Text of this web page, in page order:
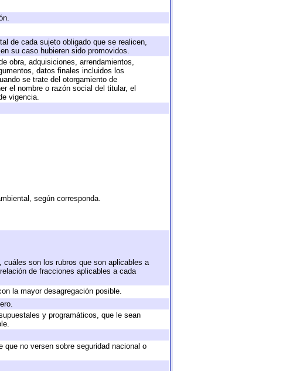
de cada sujeto obligado que se realicen,
su caso hubieren sido promovidos.
obra, adquisiciones, arrendamientos,
datos finales incluidos los
se trate del otorgamiento de
el nombre o razón social del titular, el
vigencia.
según corresponda.
son los rubros que son aplicables a
de fracciones aplicables a cada
la mayor desagregación posible.
y programáticos, que le sean
no versen sobre seguridad nacional o